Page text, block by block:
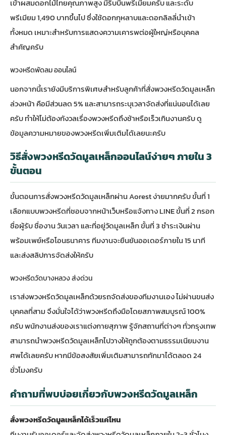
เข้าผสมดอกไม้ไทยคุณภาพสูง มีริบบิ้นพรีเมียมครับ และระดับ
พรีเมียม 1,490 บาทขึ้นไป ซึ่งใช้ดอกกุหลาบและดอกลิลลี่นำเข้า
ทั้งหมด เหมาะสำหรับการแสดงความเคารพต่อผู้ใหญ่หรือบุคคล
สำคัญครับ
พวงหรีดพัดลม ออนไลน์
นอกจากนี้เรายังมีบริการพิเศษสำหรับลูกค้าที่สั่งพวงหรีดวัดมูลเหล็ก
ล่วงหน้า คือมีส่วนลด 5% และสามารถระบุเวลาจัดส่งที่แน่นอนได้เลย
ครับ ทำให้ไม่ต้องกังวลเรื่องพวงหรีดถึงช้าหรือเร็วเกินงานครับ ดู
ข้อมูลความหมายของพวงหรีดเพิ่มเติมได้เลยนะครับ
วิธีสั่งพวงหรีดวัดมูลเหล็กออนไลน์ง่ายๆ ภายใน 3
ขั้นตอน
ขั้นตอนการสั่งพวงหรีดวัดมูลเหล็กผ่าน Aorest ง่ายมากครับ ขั้นที่ 1
เลือกแบบพวงหรีดที่ชอบจากหน้าเว็บหรือแจ้งทาง LINE ขั้นที่ 2 กรอก
ชื่อผู้รับ ชื่องาน วันเวลา และที่อยู่วัดมูลเหล็ก ขั้นที่ 3 ชำระเงินผ่าน
พร้อมเพย์หรือโอนธนาคาร ทีมงานจะยืนยันออเดอร์ภายใน 15 นาที
และส่งสลิปการจัดส่งให้ครับ
พวงหรีดวัดบางหลวง ส่งด่วน
เราส่งพวงหรีดวัดมูลเหล็กด้วยรถจัดส่งของทีมงานเอง ไม่ผ่านขนส่ง
บุคคลที่สาม จึงมั่นใจได้ว่าพวงหรีดถึงมือโดยสภาพสมบูรณ์ 100%
ครับ พนักงานส่งของเราแต่งกายสุภาพ รู้จักสถานที่ต่างๆ ทั่วกรุงเทพ
สามารถนำพวงหรีดวัดมูลเหล็กไปวางให้ถูกต้องตามธรรมเนียมงาน
ศพได้เลยครับ หากมีข้อสงสัยเพิ่มเติมสามารถทักมาได้ตลอด 24
ชั่วโมงครับ
คำถามที่พบบ่อยเกี่ยวกับพวงหรีดวัดมูลเหล็ก
สั่งพวงหรีดวัดมูลเหล็กได้เร็วแค่ไหน